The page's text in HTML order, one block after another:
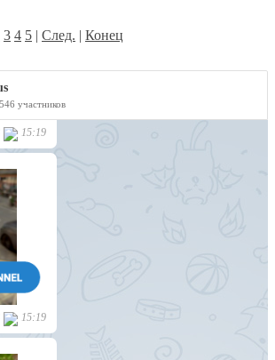
3 4 5 | След. | Конец